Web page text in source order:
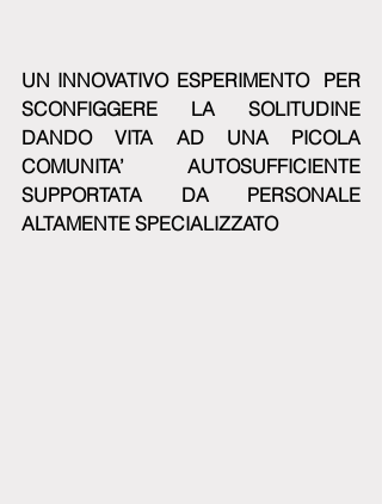
UN INNOVATIVO ESPERIMENTO  PER
SCONFIGGERE LA SOLITUDINE
DANDO VITA AD UNA PICOLA
COMUNITA’ AUTOSUFFICIENTE
SUPPORTATA DA PERSONALE
ALTAMENTE SPECIALIZZATO